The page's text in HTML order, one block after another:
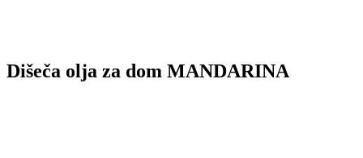
Dišeča olja za dom MANDARINA